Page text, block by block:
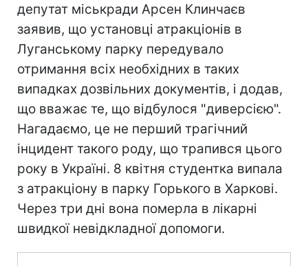
депутат міськради Арсен Клинчаєв
заявив, що установці атракціонів в
Луганському парку передувало
отримання всіх необхідних в таких
випадках дозвільних документів, і додав,
що вважає те, що відбулося "диверсією".
Нагадаємо, це не перший трагічний
інцидент такого роду, що трапився цього
року в Україні. 8 квітня студентка випала
з атракціону в парку Горького в Харкові.
Через три дні вона померла в лікарні
швидкої невідкладної допомоги.